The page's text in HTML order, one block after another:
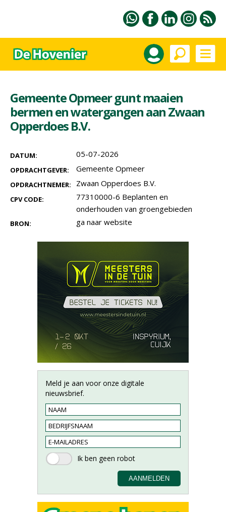
Gemeente Opmeer gunt maaien
bermen en watergangen aan Zwaan
Opperdoes B.V.
DATUM: 05-07-2026
OPDRACHTGEVER: Gemeente Opmeer
OPDRACHTNEMER: Zwaan Opperdoes B.V.
CPV CODE:
77310000-6 Beplanten en
onderhouden van groengebieden
BRON: ga naar website
Meld je aan voor onze digitale
nieuwsbrief.